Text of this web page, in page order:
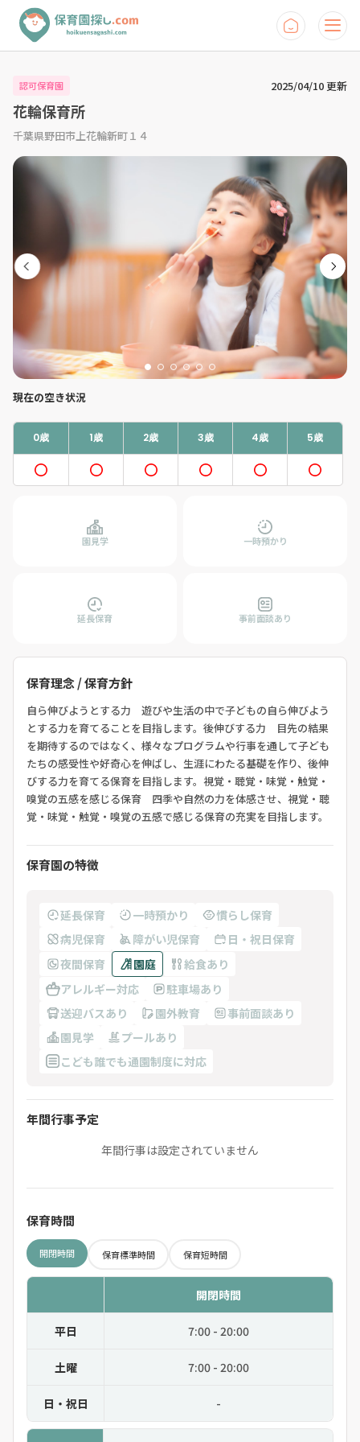
認可保育園 2025/04/10 更新
花輪保育所
千葉県野田市上花輪新町１４
現在の空き状況
0歳 1歳 2歳 3歳 4歳 5歳
園見学 一時預かり
延長保育 事前面談あり
保育理念 / 保育方針
自ら伸びようとする力 遊びや生活の中で子どもの自ら伸びよう
とする力を育てることを目指します。後伸びする力 目先の結果
を期待するのではなく、様々なプログラムや行事を通して子ども
たちの感受性や好奇心を伸ばし、生涯にわたる基礎を作り、後伸
びする力を育てる保育を目指します。視覚・聴覚・味覚・触覚・
嗅覚の五感を感じる保育 四季や自然の力を体感させ、視覚・聴
覚・味覚・触覚・嗅覚の五感で感じる保育の充実を目指します。
保育園の特徴
延長保育 一時預かり
慣らし保育
病児保育
障がい児保育
日・祝日保育
夜間保育
園庭
給食あり
アレルギー対応
駐車場あり
送迎バスあり
園外教育
事前面談あり
園見学
プールあり
こども誰でも通園制度に対応
年間行事予定
年間行事は設定されていません
保育時間
開閉時間 保育標準時間 保育短時間
開閉時間
平日 7:00 - 20:00
土曜 7:00 - 20:00
日・祝日 -